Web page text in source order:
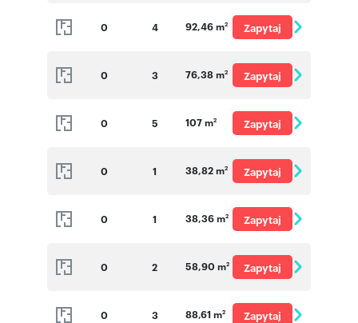
0 4 92,46 m2
Zapytaj
0 3 76,38 m2
Zapytaj
0 5 107 m2
Zapytaj
0 1 38,82 m2
Zapytaj
0 1 38,36 m2
Zapytaj
0 2 58,90 m2
Zapytaj
0 3 88,61 m2
Zapytaj